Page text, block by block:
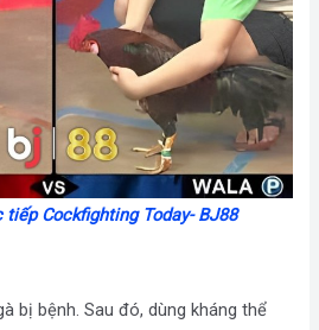
Cockfighting Today- BJ88
bị bệnh. Sau đó, dùng kháng thể